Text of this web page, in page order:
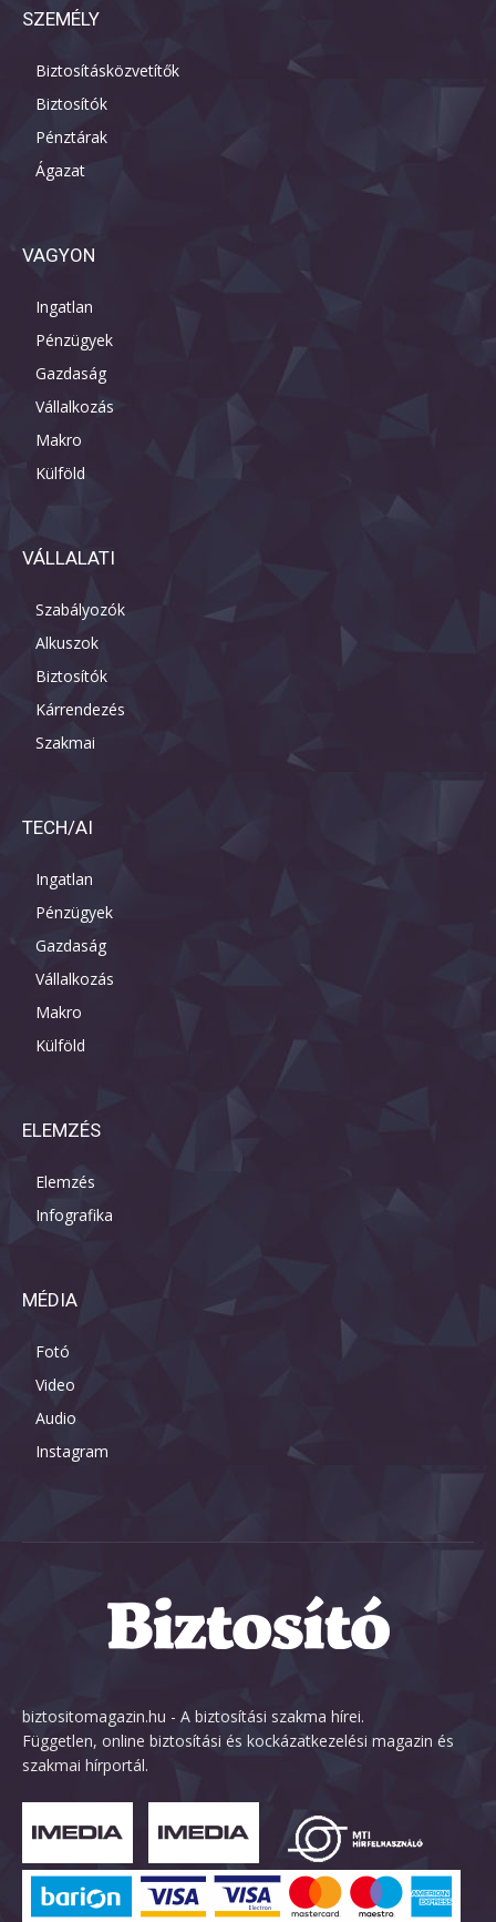
SZEMÉLY
Biztosításközvetítők
Biztosítók
Pénztárak
Ágazat
VAGYON
Ingatlan
Pénzügyek
Gazdaság
Vállalkozás
Makro
Külföld
VÁLLALATI
Szabályozók
Alkuszok
Biztosítók
Kárrendezés
Szakmai
TECH/AI
Ingatlan
Pénzügyek
Gazdaság
Vállalkozás
Makro
Külföld
ELEMZÉS
Elemzés
Infografika
MÉDIA
Fotó
Video
Audio
Instagram
biztositomagazin.hu - A biztosítási szakma hírei.
Független, online biztosítási és kockázatkezelési magazin és
szakmai hírportál.